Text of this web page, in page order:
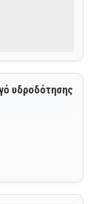
υδροδότησης